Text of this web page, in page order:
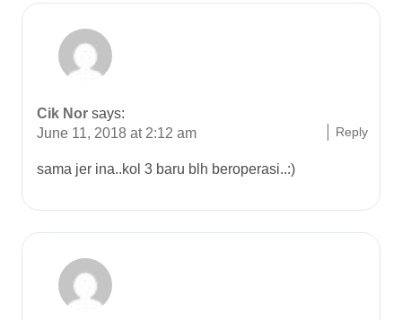
i
Cik Nor says:
June 11, 2018 at 2:12 am
sama jer ina..kol 3 baru blh beroperasi..:)
Reply